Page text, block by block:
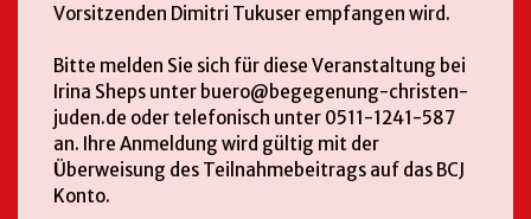
Vorsitzenden Dimitri Tukuser empfangen wird.
Bitte melden Sie sich für diese Veranstaltung bei
Irina Sheps unter buero@begegenung-christen-
juden.de oder telefonisch unter 0511-1241-587
an. Ihre Anmeldung wird gültig mit der
Überweisung des Teilnahmebeitrags auf das BCJ
Konto.